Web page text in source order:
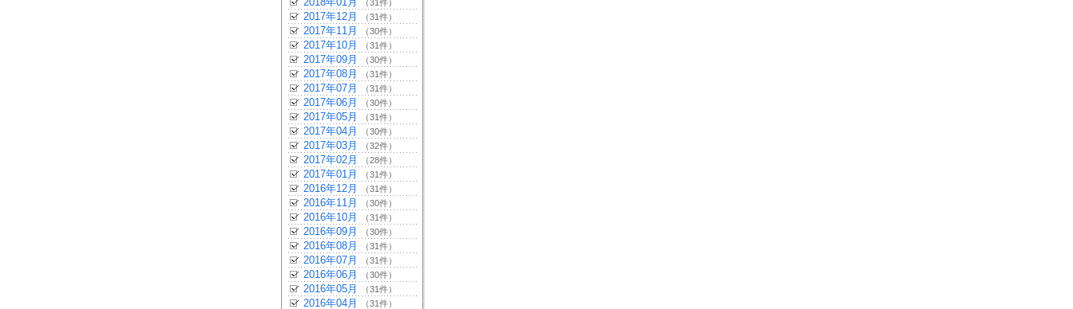
（31件）
2017年12月 （31件）
2017年11月 （30件）
2017年10月 （31件）
2017年09月 （30件）
2017年08月 （31件）
2017年07月 （31件）
2017年06月 （30件）
2017年05月 （31件）
2017年04月 （30件）
2017年03月 （32件）
2017年02月 （28件）
2017年01月 （31件）
2016年12月 （31件）
2016年11月 （30件）
2016年10月 （31件）
2016年09月 （30件）
2016年08月 （31件）
2016年07月 （31件）
2016年06月 （30件）
2016年05月 （31件）
2016年04月 （31件）